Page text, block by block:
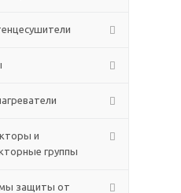
и
группы
защиты от